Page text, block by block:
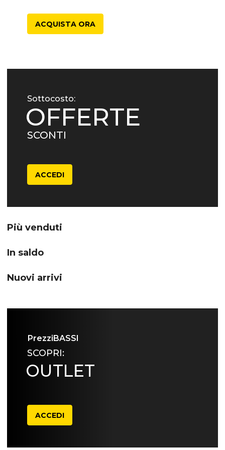
ACQUISTA ORA
Sottocosto:
OFFERTE
SCONTI
ACCEDI
Più venduti
In saldo
Nuovi arrivi
PrezziBASSI
SCOPRI:
OUTLET
ACCEDI